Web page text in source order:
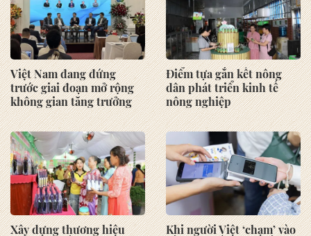
Việt Nam đang đứng
trước giai đoạn mở rộng
không gian tăng trưởng
Điểm tựa gắn kết nông
dân phát triển kinh tế
nông nghiệp
Xây dựng thương hiệu
Khi người Việt ‘chạm’ vào